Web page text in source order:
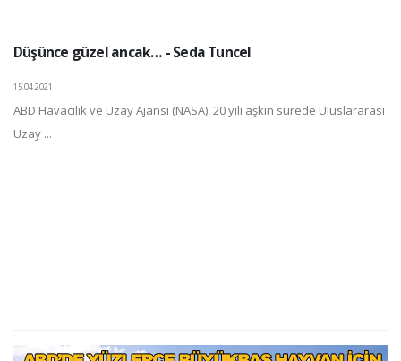
Düşünce güzel ancak… - Seda Tuncel
15.04.2021
ABD Havacılık ve Uzay Ajansı (NASA), 20 yılı aşkın sürede Uluslararası
Uzay ...